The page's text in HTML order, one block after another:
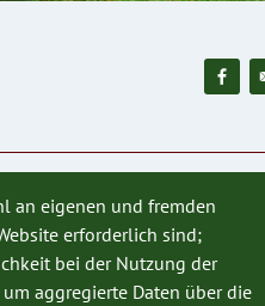
an eigenen und fremden
erforderlich sind;
bei der Nutzung der
aggregierte Daten über die